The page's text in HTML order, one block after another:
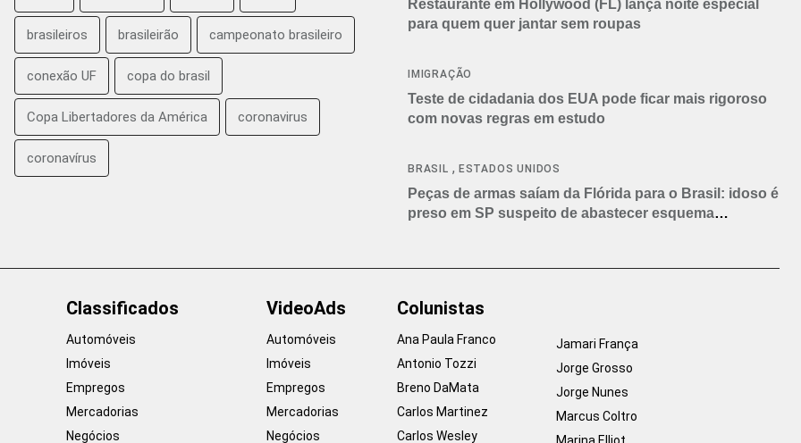
brasileiros brasileirão campeonato brasileiro
conexão UF copa do brasil
Copa Libertadores da América coronavirus
coronavírus
Restaurante em Hollywood (FL) lança noite especial
para quem quer jantar sem roupas
IMIGRAÇÃO
Teste de cidadania dos EUA pode ficar mais rigoroso
com novas regras em estudo
BRASIL , ESTADOS UNIDOS
Peças de armas saíam da Flórida para o Brasil: idoso é
preso em SP suspeito de abastecer esquema
Classificados
Automóveis
Imóveis
Empregos
Mercadorias
Negócios
VideoAds
Automóveis
Imóveis
Empregos
Mercadorias
Negócios
Colunistas
Ana Paula Franco
Antonio Tozzi
Breno DaMata
Carlos Martinez
Carlos Wesley
Jamari França
Jorge Grosso
Jorge Nunes
Marcus Coltro